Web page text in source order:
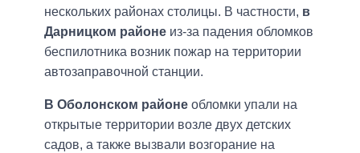
нескольких районах столицы. В частности, в
Дарницком районе из-за падения обломков
беспилотника возник пожар на территории
автозаправочной станции.
В Оболонском районе обломки упали на
открытые территории возле двух детских
садов, а также вызвали возгорание на